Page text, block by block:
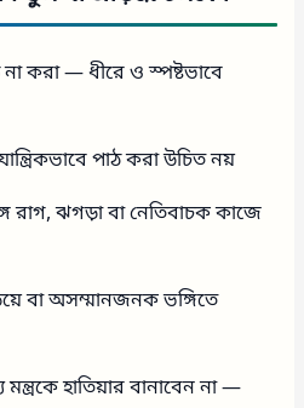
না করা — ধীরে ও স্পষ্টভাবে
পাঠ করা উচিত নয়
রাগ, ঝগড়া বা নেতিবাচক কাজে
বা অসম্মানজনক ভঙ্গিতে
মন্ত্রকে হাতিয়ার বানাবেন না —